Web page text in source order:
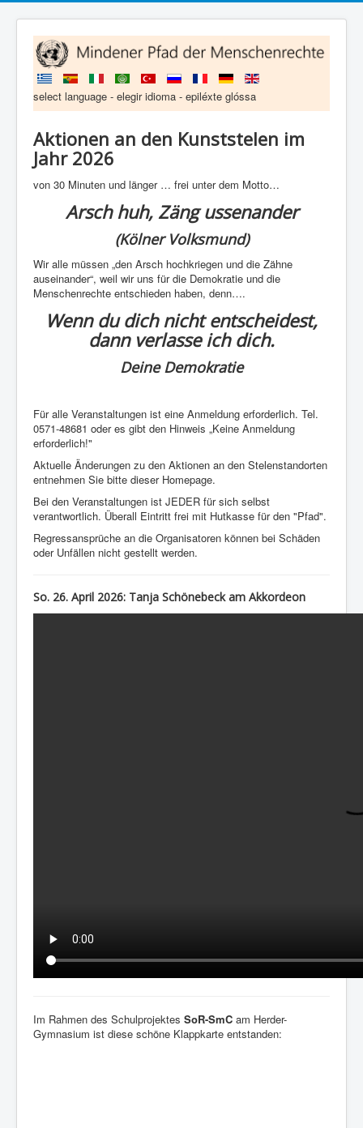
select language - elegir idioma - epiléxte glóssa
Aktionen an den Kunststelen im
Jahr 2026
von 30 Minuten und länger … frei unter dem Motto…
Arsch huh, Zäng ussenander
(Kölner Volksmund)
Wir alle müssen „den Arsch hochkriegen und die Zähne
auseinander“, weil wir uns für die Demokratie und die
Menschenrechte entschieden haben, denn….
Wenn du dich nicht entscheidest,
dann verlasse ich dich.
Deine Demokratie
Für alle Veranstaltungen ist eine Anmeldung erforderlich. Tel.
0571-48681 oder es gibt den Hinweis „Keine Anmeldung
erforderlich!"
Aktuelle Änderungen zu den Aktionen an den Stelenstandorten
entnehmen Sie bitte dieser Homepage.
Bei den Veranstaltungen ist JEDER für sich selbst
verantwortlich. Überall Eintritt frei mit Hutkasse für den "Pfad".
Regressansprüche an die Organisatoren können bei Schäden
oder Unfällen nicht gestellt werden.
So. 26. April 2026: Tanja Schönebeck am Akkordeon
Im Rahmen des Schulprojektes SoR-SmC am Herder-
Gymnasium ist diese schöne Klappkarte entstanden: